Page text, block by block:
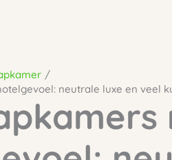
neutrale luxe en veel